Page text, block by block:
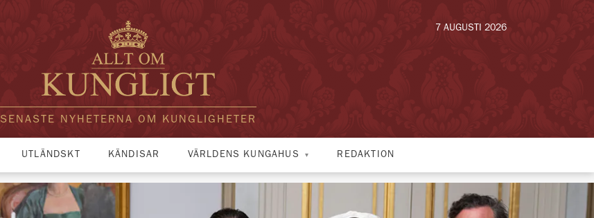
SENASTE NYHETERNA OM KUNGLIGHETER
7 AUGUSTI 2026
UTLÄNDSKT KÄNDISAR VÄRLDENS KUNGAHUS REDAKTION